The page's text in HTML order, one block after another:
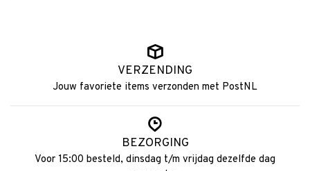
VERZENDING
Jouw favoriete items verzonden met PostNL
BEZORGING
Voor 15:00 besteld, dinsdag t/m vrijdag dezelfde dag